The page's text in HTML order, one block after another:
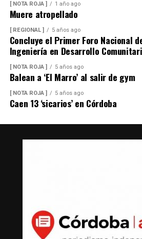
[ NOTA ROJA ] 1 año ago
Muere atropellado
[ REGIONAL ] 5 años ago
Concluye el Primer Foro Nacional
Ingeniería en Desarrollo
[ NOTA ROJA ] 5 años ago
Balean a ‘El Marro’ al salir de gym
[ NOTA ROJA ] 5 años ago
Caen 13 ‘sicarios’ en Córdoba